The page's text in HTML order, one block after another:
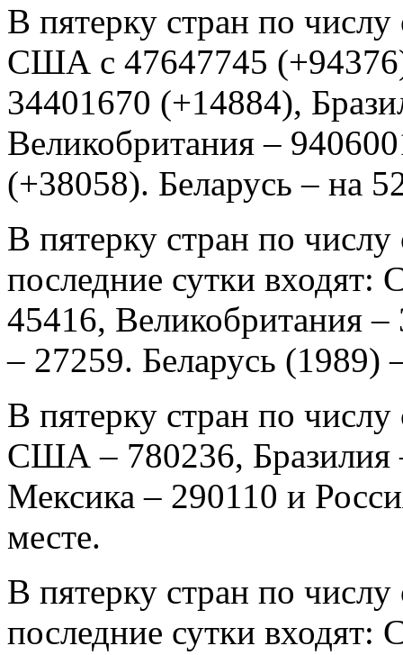
В пятерку стран по числу
США с 47647745
34401670 (+14884),
Великобритания –
(+38058). Беларусь – на
В пятерку стран по числу
последние сутки
45416, Великобритания
– 27259. Беларусь (1989)
В пятерку стран по
США – 780236, Бразилия
Мексика – 290110 и
месте.
В пятерку стран по
последние сутки